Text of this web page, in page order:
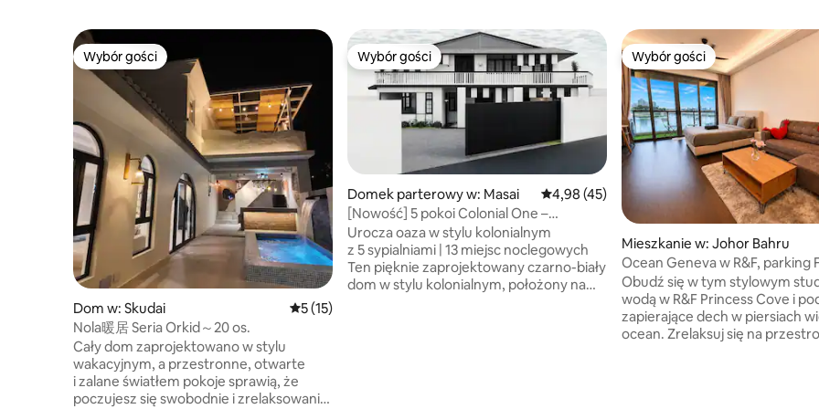
Wybór gości
Wybór gości
Dom w: Skudai Średnia ocena: 5 na 5, liczba recenzji: 15
5 (15)
Nola暖居 Seria Orkid～20 os.
Cały dom zaprojektowano w stylu
wakacyjnym, a przestronne, otwarte
i zalane światłem pokoje sprawią, że
poczujesz się swobodnie i zrelaksowanie,
Wybór gości
Wybór gości
Domek parterowy w: Masai Średnia ocena: 4,98 na 5, liczba recenzji: 45
4,98 (45)
[Nowość] 5 pokoi Colonial One –
ogromny trawnik i stół bilardowy
Urocza oaza w stylu kolonialnym
z 5 sypialniami | 13 miejsc noclegowych
Ten pięknie zaprojektowany czarno-biały
dom w stylu kolonialnym, położony na
Wybór gości
Wybór gości
Mieszkanie w: Johor Bahru
Ocean Geneva w R&F, parking
niezakryty widok na morze
Obudź się w tym stylowym
wodą w R&F Princess Cove i
zapierające dech w piersiach
ocean. Zrelaksuj się na